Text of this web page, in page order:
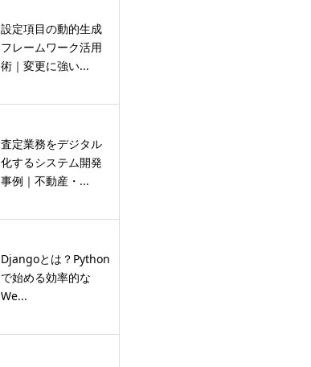
設定項目の動的生成
フレームワーク活用
術｜変更に強い...
査定業務をデジタル
化するシステム開発
事例｜不動産・...
Djangoとは？Python
で始める効率的な
We...